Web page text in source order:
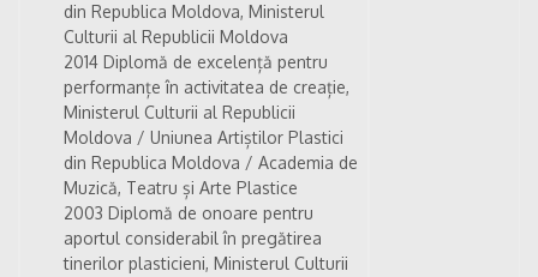
din Republica Moldova, Ministerul
Culturii al Republicii Moldova
2014 Diplomă de excelență pentru
performanțe în activitatea de creație,
Ministerul Culturii al Republicii
Moldova / Uniunea Artiștilor Plastici
din Republica Moldova / Academia de
Muzică, Teatru și Arte Plastice
2003 Diplomă de onoare pentru
aportul considerabil în pregătirea
tinerilor plasticieni, Ministerul Culturii